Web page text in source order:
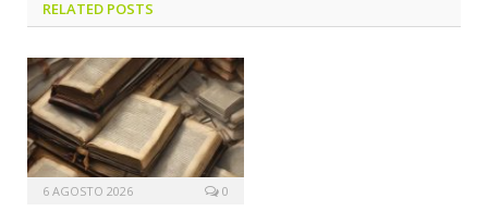
RELATED POSTS
6 AGOSTO 2026 0